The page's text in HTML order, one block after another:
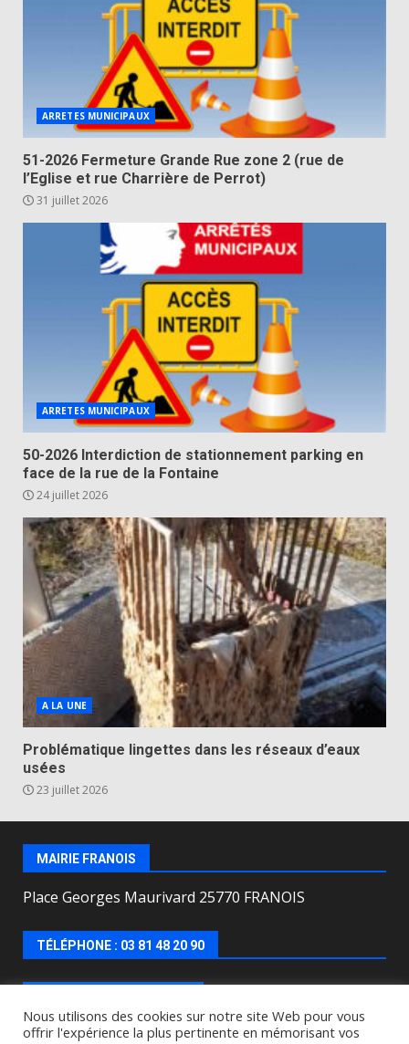
ARRETES MUNICIPAUX
51-2026 Fermeture Grande Rue zone 2 (rue de
l’Eglise et rue Charrière de Perrot)
31 juillet 2026
ARRETES MUNICIPAUX
50-2026 Interdiction de stationnement parking en
face de la rue de la Fontaine
24 juillet 2026
A LA UNE
Problématique lingettes dans les réseaux d’eaux
usées
23 juillet 2026
MAIRIE FRANOIS
Place Georges Maurivard 25770 FRANOIS
TÉLÉPHONE : 03 81 48 20 90
Lundi, mercredi, jeudi, vendredi de : 8h00 à 12h00 et
Nous utilisons des cookies sur notre site Web pour vous
offrir l'expérience la plus pertinente en mémorisant vos